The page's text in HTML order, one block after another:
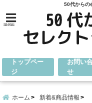
50代からの
menu
トップペー
ジ
お問い
せ
ホーム 新着&商品情報